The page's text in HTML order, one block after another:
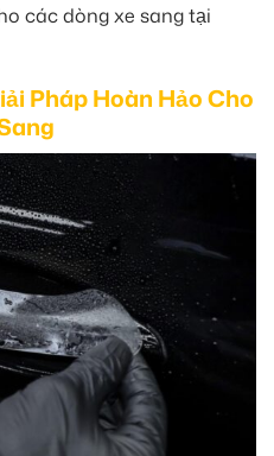
các dòng xe sang tại
Pháp Hoàn Hảo Cho